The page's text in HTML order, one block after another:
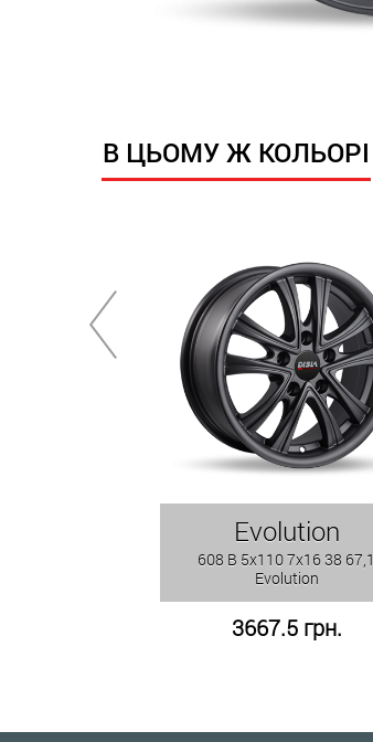
В ЦЬОМУ Ж КОЛЬОРІ
Evolution
608 B 5x110 7x16 38 67,1
Evolution
3667.5 грн.